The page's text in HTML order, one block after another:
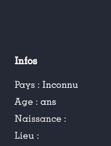
Infos
Pays : Inconnu
Age : ans
Naissance :
Lieu :